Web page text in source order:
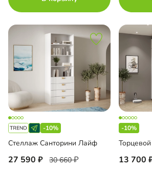
-10%
Стеллаж Санторини Лайф
27 590 30 660
-10%
13 700